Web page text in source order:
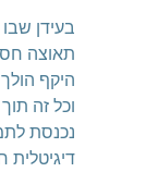
בעידן
תאוצה
היקף
וכל זה
נכנסת